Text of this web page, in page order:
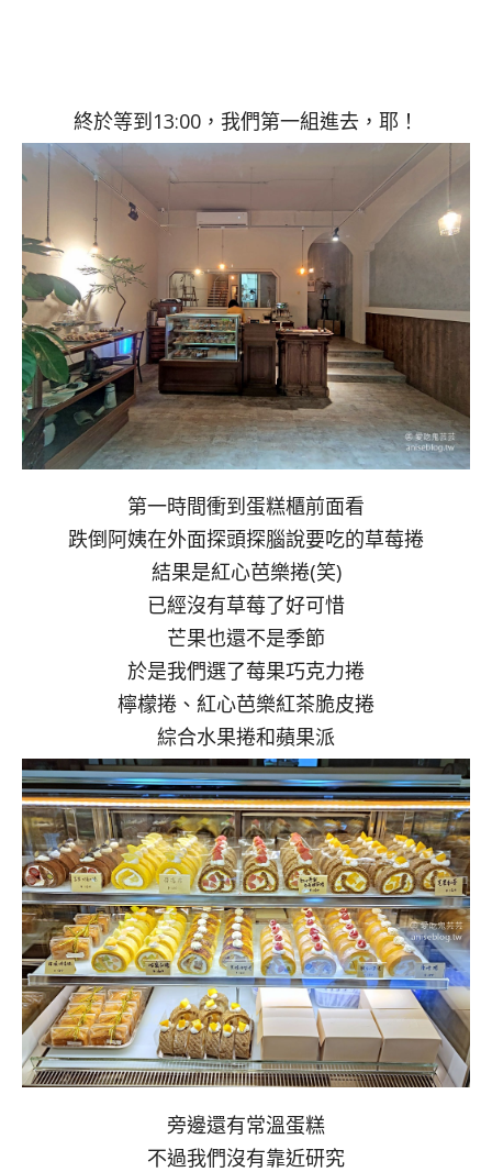
終於等到13:00，我們第一組進去，耶！
第一時間衝到蛋糕櫃前面看
跌倒阿姨在外面探頭探腦說要吃的草莓捲
結果是紅心芭樂捲(笑)
已經沒有草莓了好可惜
芒果也還不是季節
於是我們選了莓果巧克力捲
檸檬捲、紅心芭樂紅茶脆皮捲
綜合水果捲和蘋果派
旁邊還有常溫蛋糕
不過我們沒有靠近研究